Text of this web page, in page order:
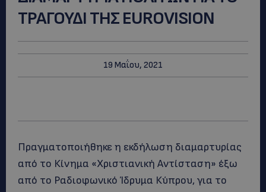
ΤΡΑΓΟΥΔΙ ΤΗΣ ΕUROVISION
19 Μαΐου, 2021
Πραγματοποιήθηκε η εκδήλωση διαμαρτυρίας
από το Κίνημα «Χριστιανική Αντίσταση» έξω
από το Ραδιοφωνικό Ίδρυμα Κύπρου, για το